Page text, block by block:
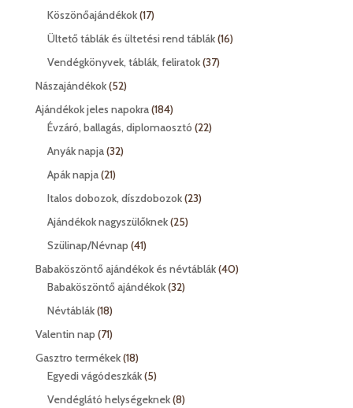
Köszönőajándékok 1717
termék
Ültető táblák és ültetési rend táblák 1616
Vendégkönyvek, táblák, feliratok 3737
Nászajándékok 5252
termék
Ajándékok jeles napokra 184184
termék
Évzáró, ballagás, diplomaosztó 2222
Anyák napja 3232
Apák napja 2121
termék
Italos dobozok, díszdobozok 2323
Ajándékok nagyszülőknek 2525
Szülinap/Névnap 4141
termék
Babaköszöntő ajándékok és névtáblák 4040
Babaköszöntő ajándékok 3232
Névtáblák 1818
termék
Valentin nap 7171
termék
Gasztro termékek 1818
termék
Egyedi vágódeszkák 55
termék
Vendéglátó helységeknek 88